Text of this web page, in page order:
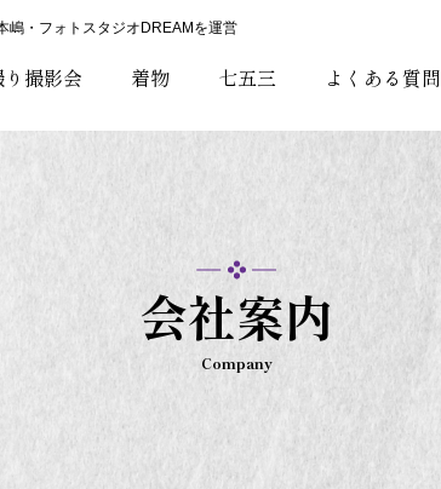
嶋・フォトスタジオDREAMを運営
撮影会 着物 七五三 よくある質問
会社案内
Company